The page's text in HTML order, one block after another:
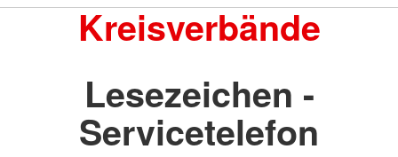
Kreisverbände
Lesezeichen -
Servicetelefon